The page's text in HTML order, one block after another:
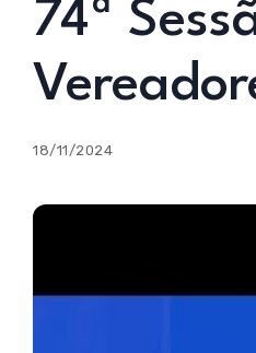
74ª
18/11/2024